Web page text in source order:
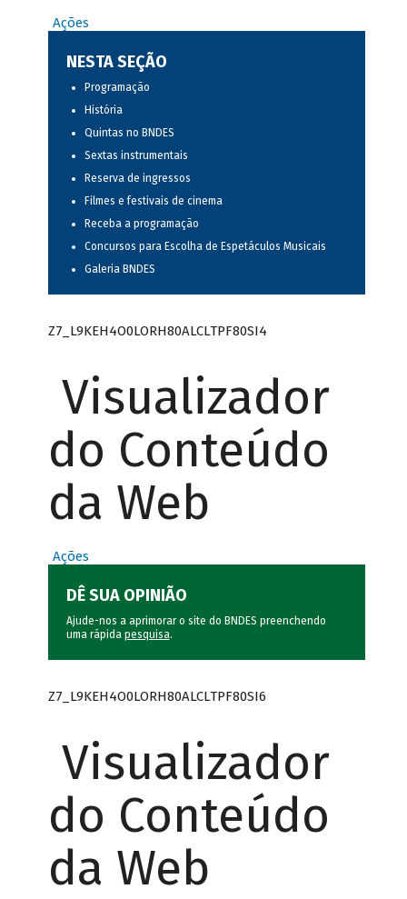
Ações
NESTA SEÇÃO
Programação
História
Quintas no BNDES
Sextas instrumentais
Reserva de ingressos
Filmes e festivais de cinema
Receba a programação
Concursos para Escolha de Espetáculos Musicais
Galeria BNDES
Z7_L9KEH4O0LORH80ALCLTPF80SI4
Visualizador
do Conteúdo
da Web
Ações
DÊ SUA OPINIÃO
Ajude-nos a aprimorar o site do BNDES preenchendo
uma rápida pesquisa.
Z7_L9KEH4O0LORH80ALCLTPF80SI6
Visualizador
do Conteúdo
da Web